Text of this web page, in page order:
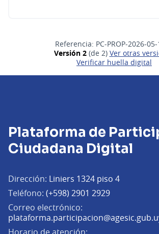
Referencia: PC-PROP-2026-
Versión 2(de 2)
ver otras
Verificar huella digital
Plataforma de
Ciudadana Digital
Dirección: Liniers 1324 piso 4
Teléfono: (+598) 2901 2929
Correo electrónico: